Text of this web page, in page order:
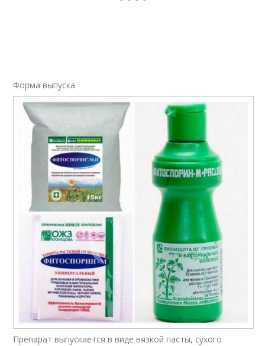
Форма выпуска
Препарат выпускается в виде вязкой пасты, сухого